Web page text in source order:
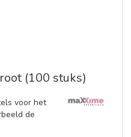
(100 stuks)
voor het
de